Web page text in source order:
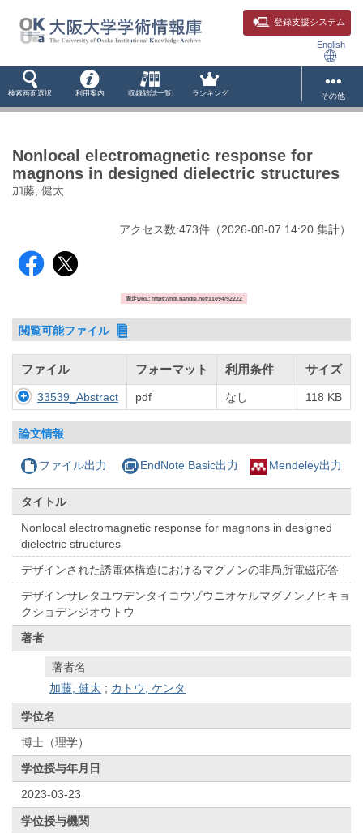
登録支援システム
English
検索画面選択 利用案内 収録雑誌一覧 ランキング その他
Nonlocal electromagnetic response for
magnons in designed dielectric structures
加藤, 健太
アクセス数:473件 （2026-08-07 14:20 集計）
固定URL: https://hdl.handle.net/11094/92222
閲覧可能ファイル
ファイル フォーマット 利用条件 サイズ
33539_Abstract pdf なし 118 KB
論文情報
ファイル出力 EndNote Basic出力 Mendeley出力
タイトル
Nonlocal electromagnetic response for magnons in designed
dielectric structures
デザインされた誘電体構造におけるマグノンの非局所電磁応答
デザインサレタユウデンタイコウゾウニオケルマグノンノヒキョ
クショデンジオウトウ
著者
著者名
加藤, 健太 ; カトウ, ケンタ
学位名
博士（理学）
学位授与年月日
2023-03-23
学位授与機関